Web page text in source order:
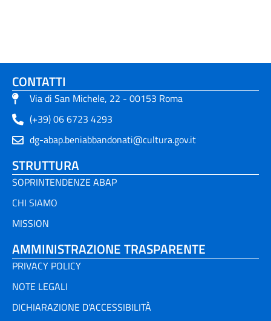
CONTATTI
Via di San Michele, 22 - 00153 Roma
(+39) 06 6723 4293
dg-abap.beniabbandonati@cultura.gov.it
STRUTTURA
SOPRINTENDENZE ABAP
CHI SIAMO
MISSION
AMMINISTRAZIONE TRASPARENTE
PRIVACY POLICY
NOTE LEGALI
DICHIARAZIONE D'ACCESSIBILITÀ